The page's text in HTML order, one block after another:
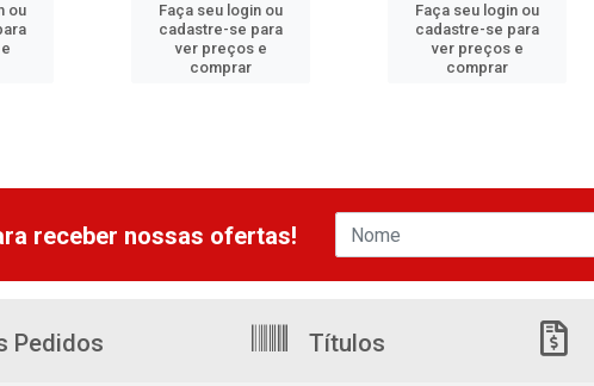
ou
Faça seu login ou
cadastre-se para
ver preços e
comprar
Faça seu login ou
cadastre-se para
ver preços e
comprar
receber nossas ofertas!
Pedidos Títulos